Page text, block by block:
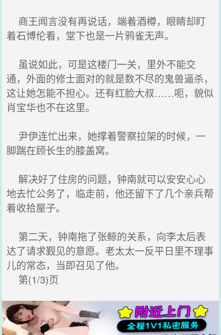
商王闻言没有再说话，端着酒樽，眼睛却盯
着石博伦看，堂下也是一片鸦雀无声。
虽说如此，可是这楼门一关，里外不能交
通，外面的修士面对的就是数不尽的鬼兽逼杀，
这让她怎能不担心。还有红脸大叔……呃，貌似
肖宝华也不在这里。
尹伊连忙出来，她撑着警察拉架的时候，一
脚踹在顾长生的膝盖窝。
解决好了住房的问题，钟南就可以安安心心
地去忙公务了，临走前，他还留下了几个亲兵帮
着收拾屋子。
第二天，钟南拖了张鲸的关系，向李太后表
达了请求觐见的意愿。老太太一反平日里不理事
儿的常态，当即召见了他。
第(1/3)页